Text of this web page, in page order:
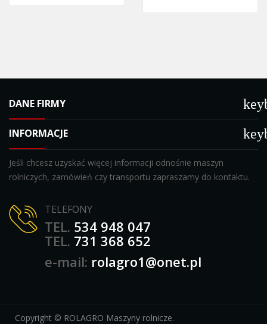
DANE FIRMY
INFORMACJE
Jeśli chcesz uzyskać więcej informacji odnośnie maszyn
rolniczych, zamówień czy transportu zapraszamy do kontaktu.
TELEFONY
TEL. 534 948 047
TEL. 731 368 652
e-mail: rolagro1@onet.pl
Copyright © ROLAGRO Maszyny rolnicze.